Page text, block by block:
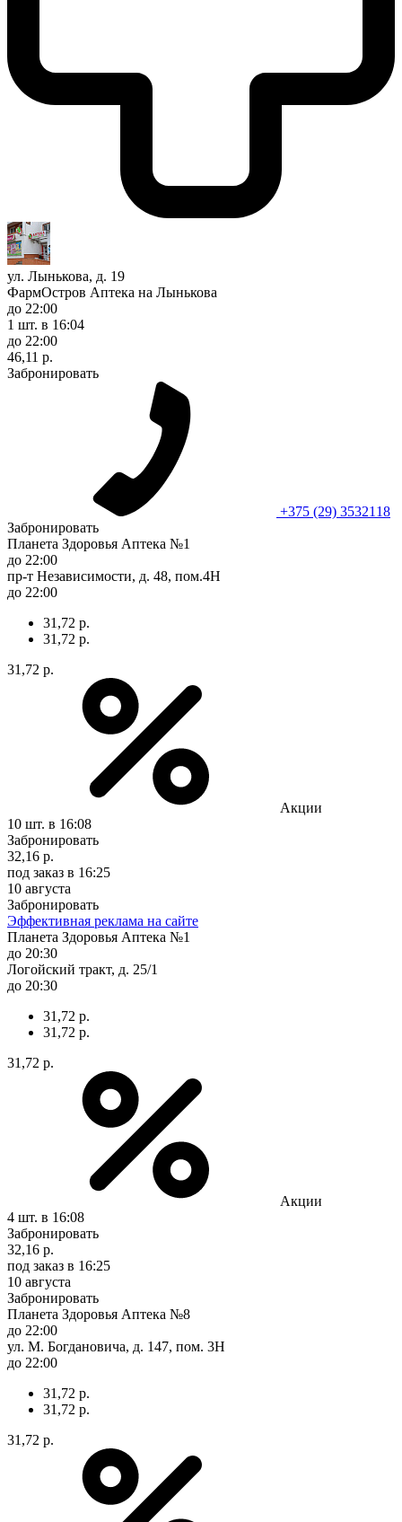
ул. Лынькова, д. 19
ФармОстров Аптека на Лынькова
до 22:00
1 шт. в 16:04
до 22:00
46,11 р.
Забронировать
+375 (29) 3532118
Забронировать
Планета Здоровья Аптека №1
до 22:00
пр-т Независимости, д. 48, пом.4Н
до 22:00
31,72 р.
31,72 р.
31,72 р.
Акции
10 шт. в 16:08
Забронировать
32,16 р.
под заказ в 16:25
10 августа
Забронировать
Эффективная реклама на сайте
Планета Здоровья Аптека №1
до 20:30
Логойский тракт, д. 25/1
до 20:30
31,72 р.
31,72 р.
31,72 р.
Акции
4 шт. в 16:08
Забронировать
32,16 р.
под заказ в 16:25
10 августа
Забронировать
Планета Здоровья Аптека №8
до 22:00
ул. М. Богдановича, д. 147, пом. 3Н
до 22:00
31,72 р.
31,72 р.
31,72 р.